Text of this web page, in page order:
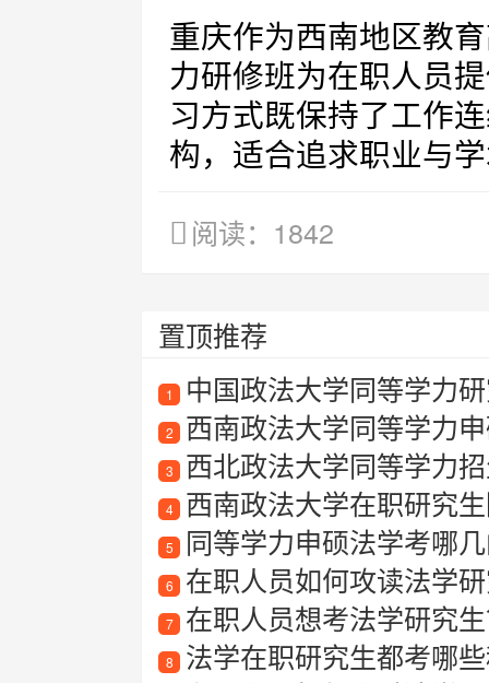
重庆作为西南地区教
力研修班为在职人员
习方式既保持了工作
构，适合追求职业与
阅读：1842
置顶推荐
1 中国政法大学同等学力
2 西南政法大学同等学力
3 西北政法大学同等学力
4 西南政法大学在职研究
5 同等学力申硕法学考哪
6 在职人员如何攻读法学
7 在职人员想考法学研究
8 法学在职研究生都考哪